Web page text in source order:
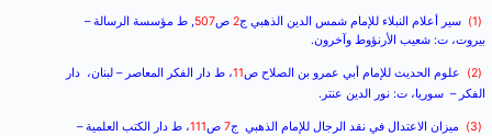
(1) سير أعلام النبلاء للإمام شمس الدين الذهبي ج2 ص507 , ط مؤسسة الرسالة –
بيروت، ت: شعيب الأرنؤوط وآخرون.
(2) علوم الحديث للإمام أبي عمرو بن الصلاح ص11، ط دار الفكر المعاصر – لبنان، دار
الفكر – سوريا، ت: نور الدين عنتر.
(3) ميزان الاعتدال في نقد الرجال للإمام الذهبي ج7ص111، ط دار الكتب العلمية –